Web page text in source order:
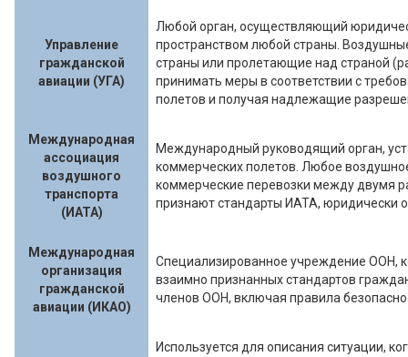
Управление
гражданской
авиации (УГА)
Любой орган, осуществляющий
пространством любой страны.
страны или пролетающие над страной
принимать меры в соответствии с
полетов и получая надлежащие
Международная
ассоциация
воздушного
транспорта
(ИАТА)
Международный руководящий орган,
коммерческих полетов. Любое
коммерческие перевозки между двумя
признают стандарты ИАТА, юридически
Международная
организация
гражданской
авиации (ИКАО)
Специализированное учреждение ООН,
взаимно признанных стандартов
членов ООН, включая правила
Используется для описания ситуации,